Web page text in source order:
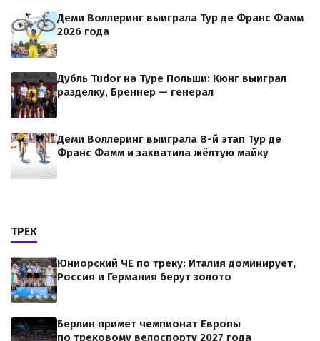
Деми Воллеринг выиграла Тур де Франс Фамм
2026 года
Дубль Tudor на Туре Польши: Кюнг выиграл
разделку, Бреннер — генерал
Деми Воллеринг выиграла 8-й этап Тур де
Франс Фамм и захватила жёлтую майку
ТРЕК
Юниорский ЧЕ по треку: Италия доминирует,
Россия и Германия берут золото
Берлин примет чемпионат Европы
по трековому велоспорту 2027 года